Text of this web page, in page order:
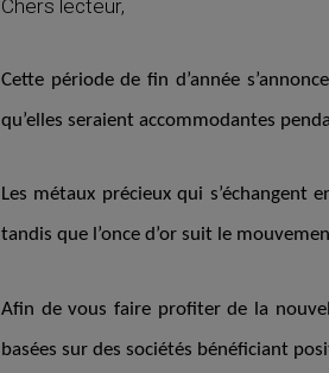
Chers lecteur,
Cette période de fin d’année
qu’elles seraient accommodantes
Les métaux précieux qui s’échangent
tandis que l’once d’or suit le
Afin de vous faire profiter de la
basées sur des sociétés bénéficiant